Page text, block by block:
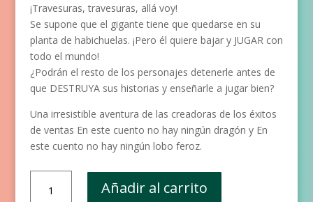
¡Travesuras, travesuras, allá voy!
Se supone que el gigante tiene que quedarse en su
planta de habichuelas. ¡Pero él quiere bajar y JUGAR con
todo el mundo!
¿Podrán el resto de los personajes detenerle antes de
que DESTRUYA sus historias y enseñarle a jugar bien?
Una irresistible aventura de las creadoras de los éxitos
de ventas En este cuento no hay ningún dragón y En
este cuento no hay ningún lobo feroz.
Añadir al carrito